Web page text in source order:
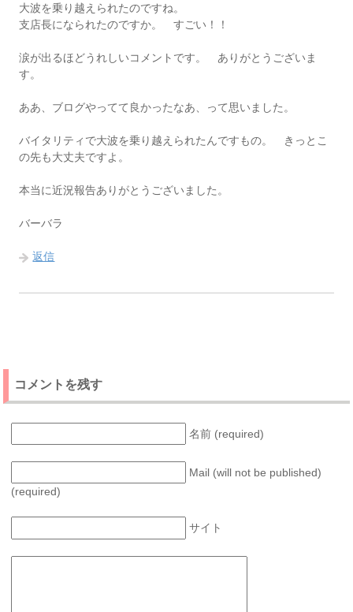
大波を乗り越えられたのですね。
支店長になられたのですか。 すごい！！
涙が出るほどうれしいコメントです。 ありがとうございま
す。
ああ、ブログやってて良かったなあ、って思いました。
バイタリティで大波を乗り越えられたんですもの。 きっとこ
の先も大丈夫ですよ。
本当に近況報告ありがとうございました。
バーバラ
返信
コメントを残す
名前 (required)
Mail (will not be published)
(required)
サイト